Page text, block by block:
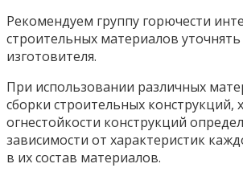
Рекомендуем группу горючести
строительных материалов
изготовителя.
При использовании различных
сборки строительных конструкций,
огнестойкости конструкций
зависимости от характеристик
в их состав материалов.